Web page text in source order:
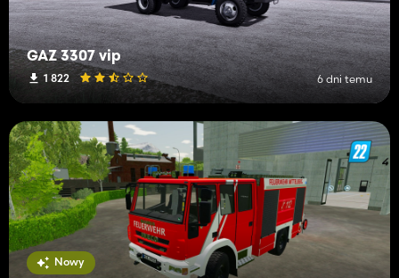
GAZ 3307 vip
1 822 6 dni temu
Nowy